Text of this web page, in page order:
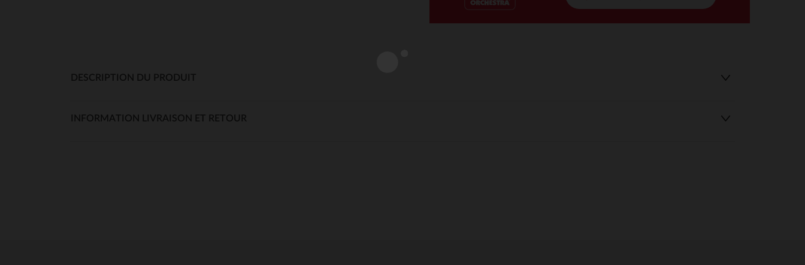
DESCRIPTION DU PRODUIT
INFORMATION LIVRAISON ET RETOUR